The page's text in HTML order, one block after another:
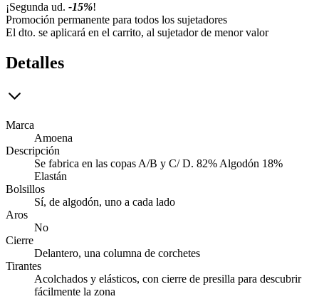
¡Segunda ud. -15%!
Promoción permanente para todos los sujetadores
El dto. se aplicará en el carrito, al sujetador de menor valor
Detalles
Marca
Amoena
Descripción
Se fabrica en las copas A/B y C/ D. 82% Algodón 18%
Elastán
Bolsillos
Sí, de algodón, uno a cada lado
Aros
No
Cierre
Delantero, una columna de corchetes
Tirantes
Acolchados y elásticos, con cierre de presilla para descubrir
fácilmente la zona